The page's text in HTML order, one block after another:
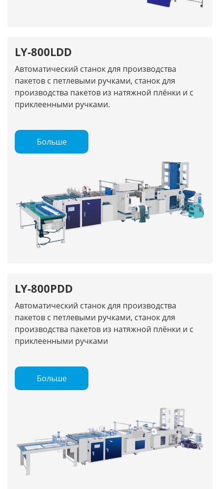
LY-800LDD
Автоматический станок для производства
пакетов с петлевыми ручками, станок для
производства пакетов из натяжной плёнки и с
приклеенными ручками.
Больше
LY-800PDD
Автоматический станок для производства
пакетов с петлевыми ручками, станок для
производства пакетов из натяжной плёнки и с
приклеенными ручками
Больше